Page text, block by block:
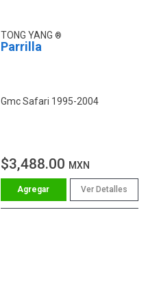
TONG YANG
Parrilla
Gmc Safari 1995-2004
$3,488.00 MXN
Ver Detalles